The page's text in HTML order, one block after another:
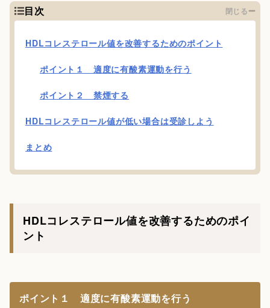
目次 閉じる
HDLコレステロール値を改善するためのポイント
ポイント１ 適度に有酸素運動を行う
ポイント２ 禁煙する
HDLコレステロール値が低い場合は受診しよう
まとめ
HDLコレステロール値を改善するためのポイ
ント
ポイント１ 適度に有酸素運動を行う